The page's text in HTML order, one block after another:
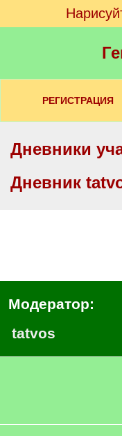
РЕГИСТРАЦИЯ
Дневники
Дневник
Модератор:
tatvos